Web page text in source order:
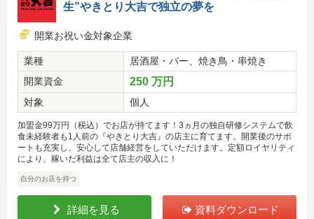
生”やきとり大吉で独立の夢を
開業お祝い金対象企業
業種
居酒屋・バー、焼き鳥・串焼き
開業資金
250 万円
対象 個人
加盟金99万円（税込）でお店が持てます！3ヵ月の独自研修システムで飲
食未経験者も1人前の『やきとり大吉』の店主に育てます。開業後のサポ
ートも充実し、安心して店舗経営をしていただけます。定額ロイヤリティ
により、稼いだ利益は全て店主の収入に！
自分のお店を持つ
詳細を見る 資料ダウンロード